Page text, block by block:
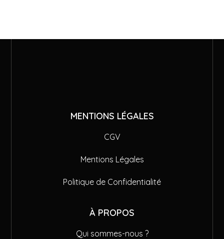
MENTIONS LÉGALES
CGV
Mentions Légales
Politique de Confidentialité
À PROPOS
Qui sommes-nous ?